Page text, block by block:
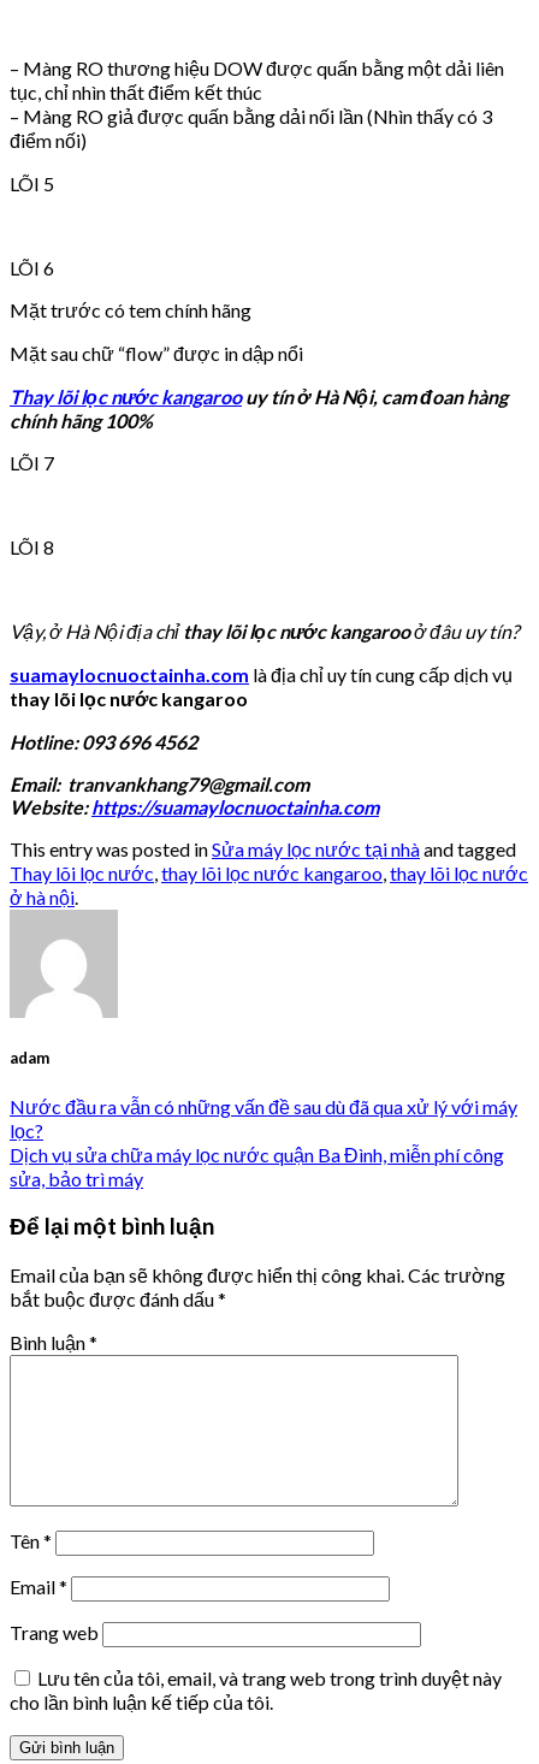
– Màng RO thương hiệu DOW được quấn bằng một dải liên
tục, chỉ nhìn thất điểm kết thúc
– Màng RO giả được quấn bằng dải nối lần (Nhìn thấy có 3
điểm nối)
LÕI 5
LÕI 6
Mặt trước có tem chính hãng
Mặt sau chữ “flow” được in dập nổi
Thay lõi lọc nước kangaroouy tín ở Hà Nội, cam đoan hàng
chính hãng 100%
LÕI 7
LÕI 8
Vậy, ở Hà Nội địa chỉ thay lõi lọc nước kangarooở đâu uy tín?
suamaylocnuoctainha.com là địa chỉ uy tín cung cấp dịch vụ
thay lõi lọc nước kangaroo
Hotline: 093 696 4562
Email: tranvankhang79@gmail.com
Website:https://suamaylocnuoctainha.com
This entry was posted inSửa máy lọc nước tại nhàand tagged
Thay lõi lọc nước,thay lõi lọc nước kangaroo,thay lõi lọc nước
ở hà nội.
adam
Nước đầu ra vẫn có những vấn đề sau dù đã qua xử lý với máy
lọc?
Dịch vụ sửa chữa máy lọc nước quận Ba Đình, miễn phí công
sửa, bảo trì máy
Để lại một bình luận
Email của bạn sẽ không được hiển thị công khai.Các trường
bắt buộc được đánh dấu*
Bình luận*
Tên*
Email*
Trang web
Lưu tên của tôi, email, và trang web trong trình duyệt này
cho lần bình luận kế tiếp của tôi.